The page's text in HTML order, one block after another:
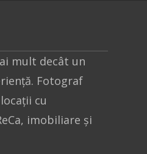
mult decât un
Fotograf
cu
imobiliare și